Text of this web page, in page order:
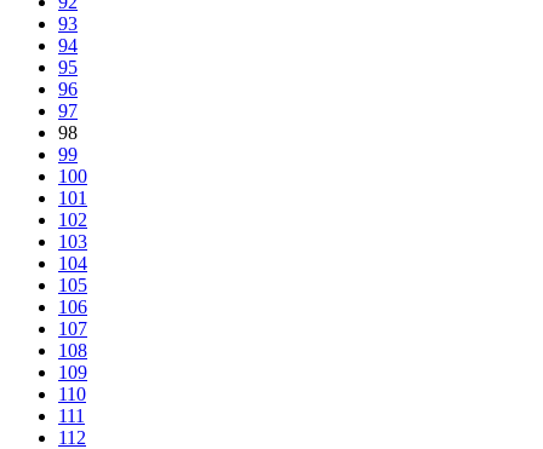
93
94
95
96
97
98
99
100
101
102
103
104
105
106
107
108
109
110
111
112